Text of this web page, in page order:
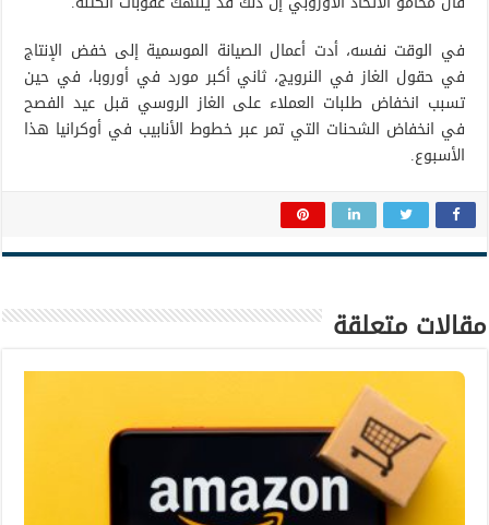
في الوقت نفسه، أدت أعمال الصيانة الموسمية إلى خفض الإنتاج
في حقول الغاز في النرويج، ثاني أكبر مورد في أوروبا، في حين
تسبب انخفاض طلبات العملاء على الغاز الروسي قبل عيد الفصح
في انخفاض الشحنات التي تمر عبر خطوط الأنابيب في أوكرانيا هذا
الأسبوع.
مقالات متعلقة